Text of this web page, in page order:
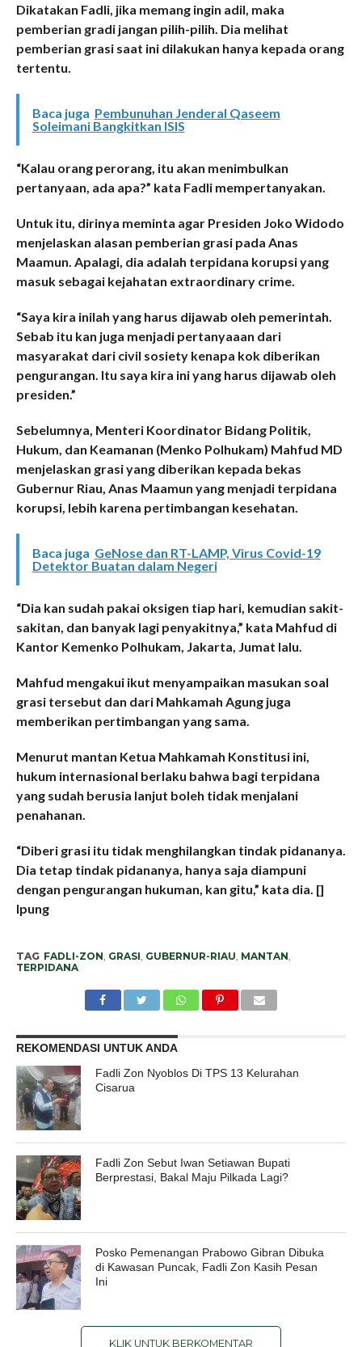
Dikatakan Fadli, jika memang ingin adil, maka
pemberian gradi jangan pilih-pilih. Dia melihat
pemberian grasi saat ini dilakukan hanya kepada orang
tertentu.
Baca juga Pembunuhan Jenderal Qaseem
Soleimani Bangkitkan ISIS
“Kalau orang perorang, itu akan menimbulkan
pertanyaan, ada apa?” kata Fadli mempertanyakan.
Untuk itu, dirinya meminta agar Presiden Joko Widodo
menjelaskan alasan pemberian grasi pada Anas
Maamun. Apalagi, dia adalah terpidana korupsi yang
masuk sebagai kejahatan extraordinary crime.
“Saya kira inilah yang harus dijawab oleh pemerintah.
Sebab itu kan juga menjadi pertanyaaan dari
masyarakat dari civil sosiety kenapa kok diberikan
pengurangan. Itu saya kira ini yang harus dijawab oleh
presiden.”
Sebelumnya, Menteri Koordinator Bidang Politik,
Hukum, dan Keamanan (Menko Polhukam) Mahfud MD
menjelaskan grasi yang diberikan kepada bekas
Gubernur Riau, Anas Maamun yang menjadi terpidana
korupsi, lebih karena pertimbangan kesehatan.
Baca juga GeNose dan RT-LAMP, Virus Covid-19
Detektor Buatan dalam Negeri
“Dia kan sudah pakai oksigen tiap hari, kemudian sakit-
sakitan, dan banyak lagi penyakitnya,” kata Mahfud di
Kantor Kemenko Polhukam, Jakarta, Jumat lalu.
Mahfud mengakui ikut menyampaikan masukan soal
grasi tersebut dan dari Mahkamah Agung juga
memberikan pertimbangan yang sama.
Menurut mantan Ketua Mahkamah Konstitusi ini,
hukum internasional berlaku bahwa bagi terpidana
yang sudah berusia lanjut boleh tidak menjalani
penahanan.
“Diberi grasi itu tidak menghilangkan tindak pidananya.
Dia tetap tindak pidananya, hanya saja diampuni
dengan pengurangan hukuman, kan gitu,” kata dia. []
Ipung
TAG FADLI-ZON, GRASI, GUBERNUR-RIAU, MANTAN,
TERPIDANA
REKOMENDASI UNTUK ANDA
Fadli Zon Nyoblos Di TPS 13 Kelurahan
Cisarua
Fadli Zon Sebut Iwan Setiawan Bupati
Berprestasi, Bakal Maju Pilkada Lagi?
Posko Pemenangan Prabowo Gibran Dibuka
di Kawasan Puncak, Fadli Zon Kasih Pesan
Ini
KLIK UNTUK BERKOMENTAR